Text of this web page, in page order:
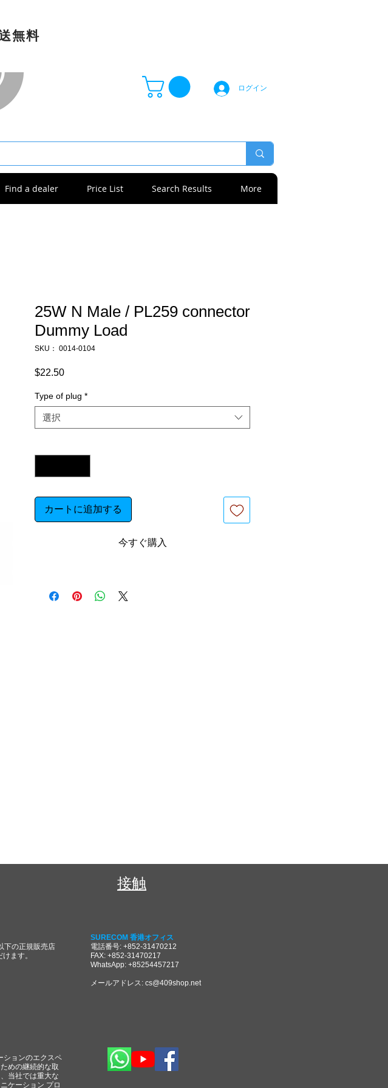
無料
ログイン
Find a dealer Price List Search Results More
25W N Male / PL259 connector
Dummy Load
SKU： 0014-0104
$22.50価
Type of plug *
選択
カートに追加する
今すぐ購入
下の正規販売店
ます。
ションのエクスペ
めの継続的な取
当社では重大な
ケーション プロ
接触
SURECOM 香港オフィス
電話番号: +852-31470212
FAX: +852-31470217
WhatsApp: +85254457217
メールアドレス: cs@409shop.net